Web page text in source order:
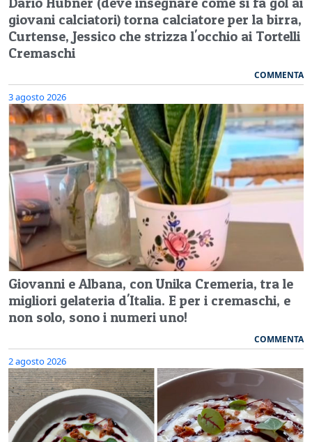
giovani calciatori) torna calciatore per la birra,
Curtense, Jessico che strizza l'occhio ai Tortelli
Cremaschi
COMMENTA
3 agosto 2026
Giovanni e Albana, con Unika Cremeria, tra le
migliori gelateria d'Italia. E per i cremaschi, e
non solo, sono i numeri uno!
COMMENTA
2 agosto 2026